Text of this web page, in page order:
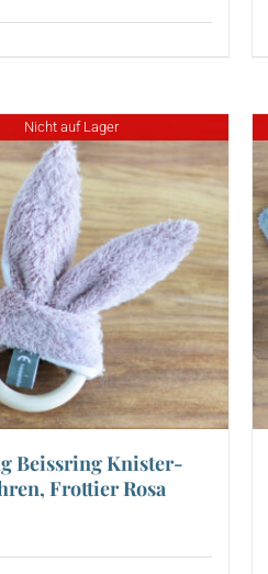
Nicht auf Lager
Beissring Knister-
Frottier Rosa